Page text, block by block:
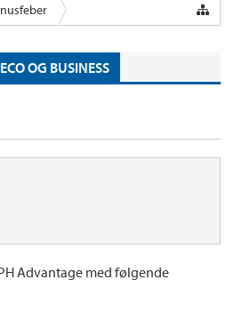
OG BUSINESS
Advantage med følgende